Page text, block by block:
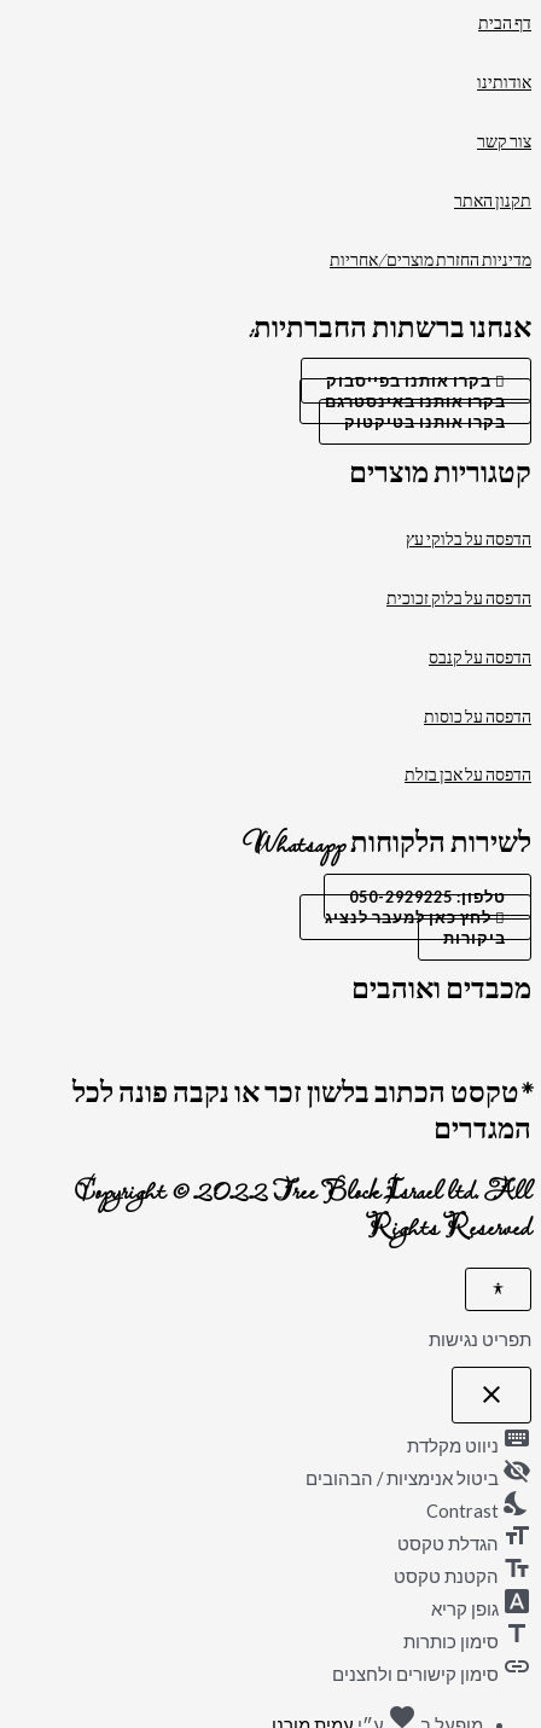
דף הבית
אודותינו
צור קשר
תקנון האתר
מדיניות החזרת מוצרים/אחריות
אנחנו ברשתות החברתיות:
בקרו אותנו בפייסבוק
בקרו אותנו באינסטרגם
בקרו אותנו בטיקטוק
קטגוריות מוצרים
הדפסה על בלוקי עץ
הדפסה על בלוק זכוכית
הדפסה על קנבס
הדפסה על כוסות
הדפסה על אבן בזלת
לשירות הלקוחות Whatsapp
טלפון: 050-2929225
לחץ כאן למעבר לנציג
ביקורות
מכבדים ואוהבים
*טקסט הכתוב בלשון זכר או נקבה פונה לכל
המגדרים
Copyright © 2022 Tree Block Israel ltd. All
Rights Reserved
תפריט נגישות
close
פתיחה
של
הנגישות
keyboard ניווט מקלדת
visibility_off ביטול אנימציות / הבהובים
nights_stay
Contrast
format_size הגדלת טקסט
text_fields הקטנת טקסט
font_download גופן קריא
title סימון כותרות
link סימון קישורים ולחצנים
favorite